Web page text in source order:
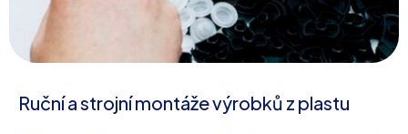
Ruční a strojní montáže výrobků z plastu